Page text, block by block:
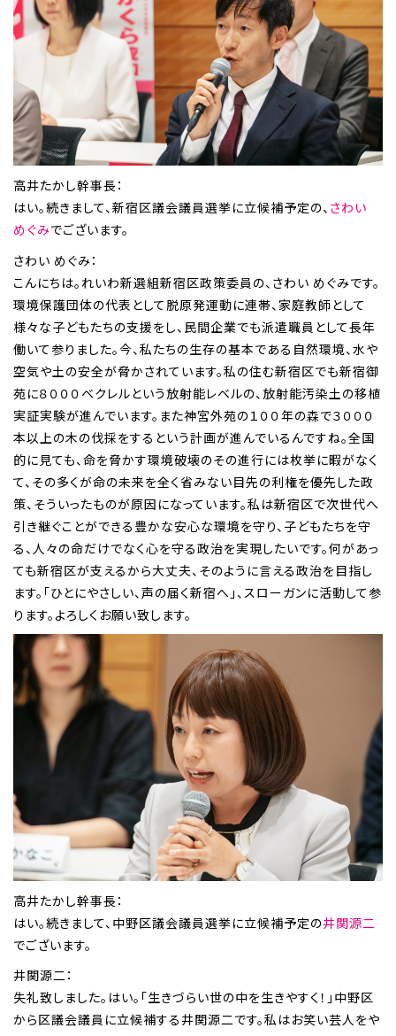
高井たかし幹事長：
はい。続きまして、新宿区議会議員選挙に立候補予定の、 さわい
めぐみでございます。
さわい めぐみ：
こんにちは。れいわ新選組新宿区政策委員の、さわい めぐみです。
環境保護団体の代表として脱原発運動に連帯、家庭教師として
様々な子どもたちの支援をし、民間企業でも派遣職員として長年
働いて参りました。今、私たちの生存の基本である自然環境、水や
空気や土の安全が脅かされています。私の住む新宿区でも新宿御
苑に８０００ベクレルという放射能レベルの、放射能汚染土の移植
実証実験が進んでいます。また神宮外苑の１００年の森で３０００
本以上の木の伐採をするという計画が進んでいるんですね。全国
的に見ても、命を脅かす環境破壊のその進行には枚挙に暇がなく
て、その多くが命の未来を全く省みない目先の利権を優先した政
策、そういったものが原因になっています。私は新宿区で次世代へ
引き継ぐことができる豊かな安心な環境を守り、子どもたちを守
る、人々の命だけでなく心を守る政治を実現したいです。何があっ
ても新宿区が支えるから大丈夫、そのように言える政治を目指し
ます。「ひとにやさしい、声の届く新宿へ」、スローガンに活動して参
ります。よろしくお願い致します。
高井たかし幹事長：
はい。続きまして、中野区議会議員選挙に立候補予定の井関源二
でございます。
井関源二：
失礼致しました。はい。「生きづらい世の中を生きやすく！」中野区
から区議会議員に立候補する井関源二です。私はお笑い芸人をや